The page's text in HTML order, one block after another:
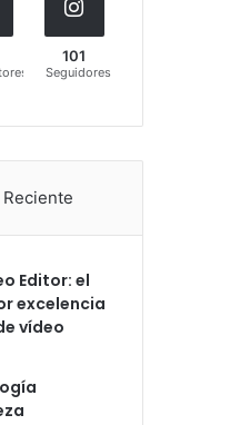
101
Seguidores
Reciente
Editor: el
excelencia
vídeo